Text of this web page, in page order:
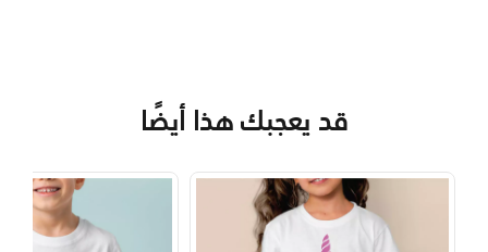
قد يعجبك هذا أيضًا